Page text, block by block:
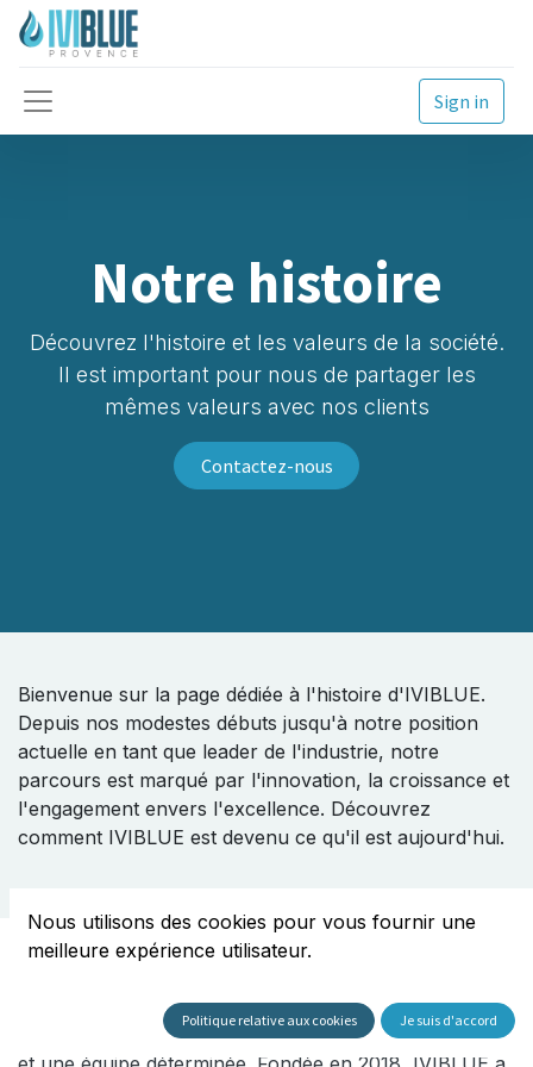
Sign in
Notre histoire
Découvrez l'histoire et les valeurs de la société.
Il est important pour nous de partager les
mêmes valeurs avec nos clients
Contactez-nous
Bienvenue sur la page dédiée à l'histoire d'IVIBLUE.
Depuis nos modestes débuts jusqu'à notre position
actuelle en tant que leader de l'industrie, notre
parcours est marqué par l'innovation, la croissance et
l'engagement envers l'excellence. Découvrez
comment IVIBLUE est devenu ce qu'il est aujourd'hui.
Notre histoire commence avec une vision audacieuse
Nous utilisons des cookies pour vous fournir une
meilleure expérience utilisateur.
Politique relative aux cookies Je suis d'accord